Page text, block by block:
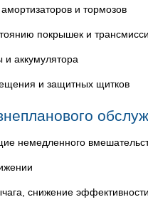
и тормозов
покрышек и
и аккумулятора
и защитных щитков
немедленного
снижение эффективности